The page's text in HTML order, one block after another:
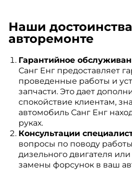
Наши
авторемонте
Гарантийное
Санг Енг предоставляет
проведенные работы и
запчасти. Это дает
спокойствие клиентам,
автомобиль Санг Енг
руках.
Консультации
вопросы по поводу
дизельного двигателя
замены форсунок в ваш